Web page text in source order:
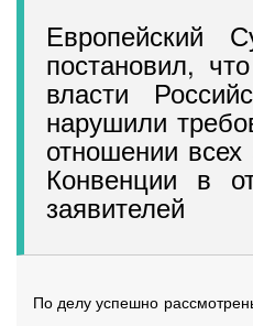
Европейский
постановил,
власти
нарушили
отношении
Конвенции в
заявителей
По делу успешно